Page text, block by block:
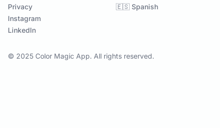
Privacy
Instagram
LinkedIn
🇪🇸 Spanish
© 2025 Color Magic App. All rights reserved.